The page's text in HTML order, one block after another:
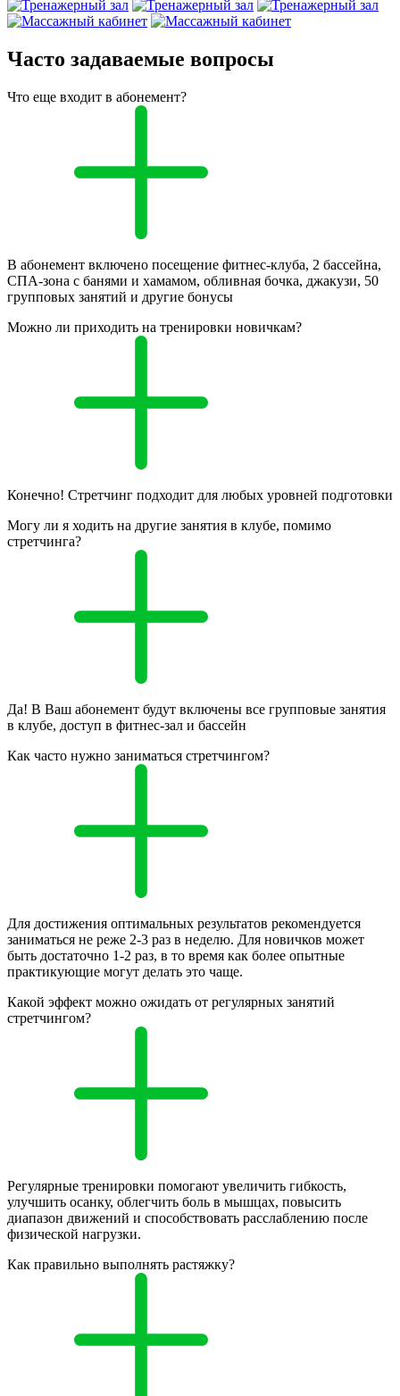
Часто задаваемые вопросы
Что еще входит в абонемент?
В абонемент включено посещение фитнес-клуба, 2 бассейна,
СПА-зона с банями и хамамом, обливная бочка, джакузи, 50
групповых занятий и другие бонусы
Можно ли приходить на тренировки новичкам?
Конечно! Стретчинг подходит для любых уровней подготовки
Могу ли я ходить на другие занятия в клубе, помимо
стретчинга?
Да! В Ваш абонемент будут включены все групповые занятия
в клубе, доступ в фитнес-зал и бассейн
Как часто нужно заниматься стретчингом?
Для достижения оптимальных результатов рекомендуется
заниматься не реже 2-3 раз в неделю. Для новичков может
быть достаточно 1-2 раз, в то время как более опытные
практикующие могут делать это чаще.
Какой эффект можно ожидать от регулярных занятий
стретчингом?
Регулярные тренировки помогают увеличить гибкость,
улучшить осанку, облегчить боль в мышцах, повысить
диапазон движений и способствовать расслаблению после
физической нагрузки.
Как правильно выполнять растяжку?